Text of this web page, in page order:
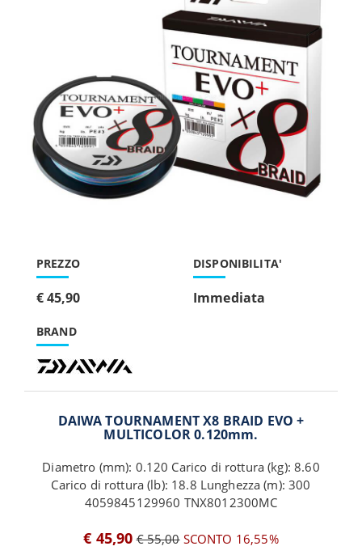
PREZZO
€ 45,90
BRAND
DISPONIBILITA'
Immediata
DAIWA TOURNAMENT X8 BRAID EVO +
MULTICOLOR 0.120mm.
Diametro (mm): 0.120 Carico di rottura (kg): 8.60
Carico di rottura (lb): 18.8 Lunghezza (m): 300
4059845129960 TNX8012300MC
€ 45,90 € 55,00SCONTO 16,55%